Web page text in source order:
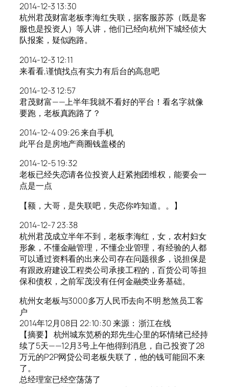
2014-12-3 13:30
杭州君茂财富老板李海红失联，据客服苏苏（既是客
服也是投资人）等人讲，他们已经向杭州下城经侦大
队报案，疑似跑路。
2014-12-3 12:11
来看看,谨慎找点有实力有后台的高息吧
2014-12-3 12:57
君茂财富——上半年我就不看好的平台！看名字就像
要跑，老板真跑路了？
2014-12-4 09:26 来自手机
此平台是房地产商圈钱盖楼的
2014-12-5 19:32
老板已经失恋请各位投资人赶紧抱团维权，能要会一
点是一点
【额，大哥，是失联吧，失恋你咋知道。。】
2014-12-7 23:38
杭州君茂成立半年不到，老板李海红，女，农村妇女
形象，不懂金融管理，不懂企业管理，有经验的人都
可以通过资料看的出来公司存在问题很多，说担保是
有跟政府建设工程类公司承接工程的，百货公司等担
保和债权，之前军茂没有任何金融类业务基础。
杭州女老板与3000多万人民币去向不明 愁煞员工客
户
2014年12月08日 22:10:30 来源： 浙江在线
【摘要】 杭州城东笕桥的郑先生心里的坏情绪已经持
续了5天——12月3号上午他得到消息，自己投资了28
万元的P2P网贷公司老板失联了，他的钱可能回不来
了。
总经理室已经空荡荡了